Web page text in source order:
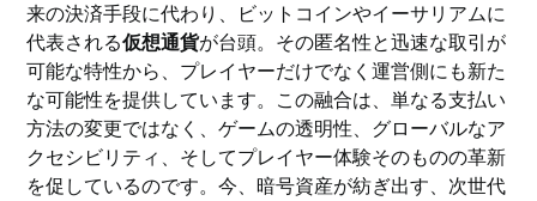
来の決済手段に代わり、ビットコインやイーサリアムに
代表される仮想通貨が台頭。その匿名性と迅速な取引が
可能な特性から、プレイヤーだけでなく運営側にも新た
な可能性を提供しています。この融合は、単なる支払い
方法の変更ではなく、ゲームの透明性、グローバルなア
クセシビリティ、そしてプレイヤー体験そのものの革新
を促しているのです。今、暗号資産が紡ぎ出す、次世代